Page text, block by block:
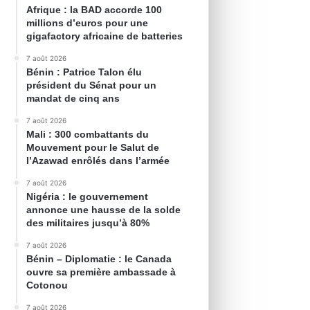
Afrique : la BAD accorde 100
millions d’euros pour une
gigafactory africaine de batteries
7 août 2026
Bénin : Patrice Talon élu
président du Sénat pour un
mandat de cinq ans
7 août 2026
Mali : 300 combattants du
Mouvement pour le Salut de
l’Azawad enrôlés dans l’armée
7 août 2026
Nigéria : le gouvernement
annonce une hausse de la solde
des militaires jusqu’à 80%
7 août 2026
Bénin – Diplomatie : le Canada
ouvre sa première ambassade à
Cotonou
7 août 2026